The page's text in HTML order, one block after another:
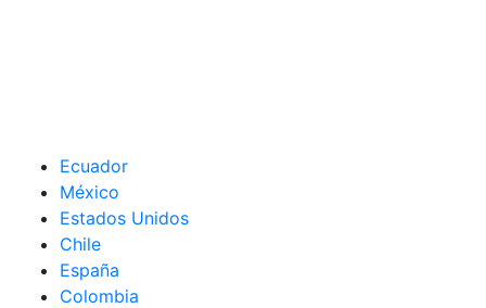
Ecuador
México
Estados Unidos
Chile
España
Colombia